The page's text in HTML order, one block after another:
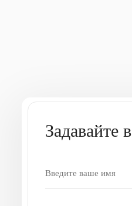
Задавайте